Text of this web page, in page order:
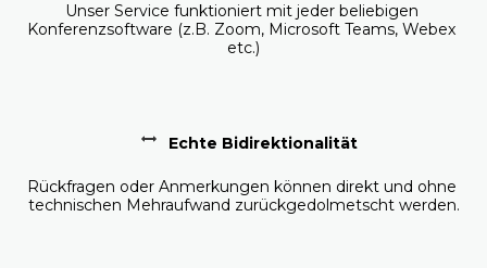
Unser Service funktioniert mit jeder beliebigen
Konferenzsoftware (z.B. Zoom, Microsoft Teams, Webex
etc.)
Echte Bidirektionalität
Rückfragen oder Anmerkungen können direkt und ohne
technischen Mehraufwand zurückgedolmetscht werden.